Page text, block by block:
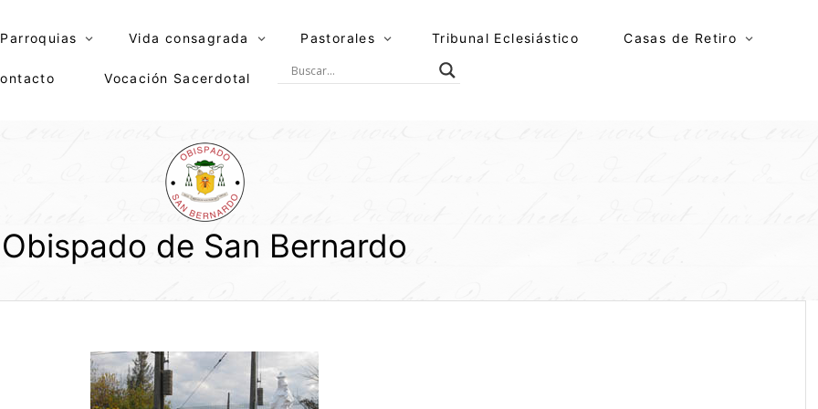
Parroquias Vida consagrada Pastorales Tribunal Eclesiástico Casas de Retiro
Vocación Sacerdotal
Obispado de San Bernardo